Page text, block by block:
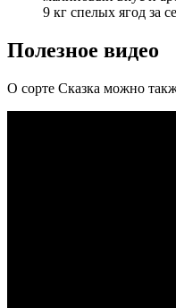
9 кг спелых ягод за
Полезное видео
О сорте Сказка можно